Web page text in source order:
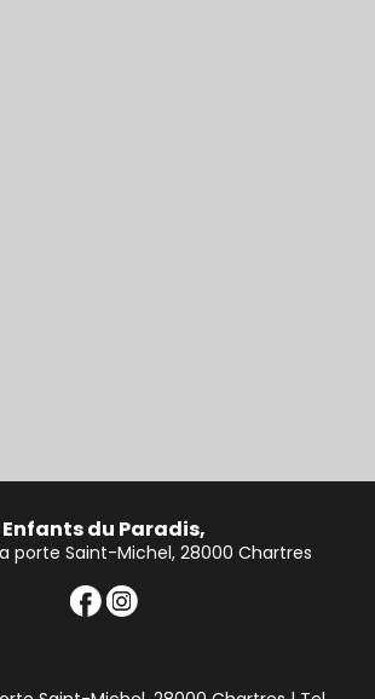
Enfants du Paradis,
porte Saint-Michel, 28000 Chartres